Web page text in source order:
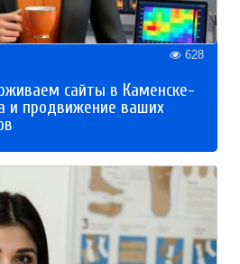
628
сайты в Каменске-
и продвижение ваших